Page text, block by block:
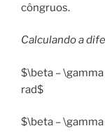
côngruos.
Calculando a
$\beta –
rad$
$\beta –